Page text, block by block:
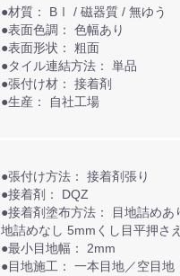
●材質： BⅠ / 磁器質 / 無ゆう
●表面色調： 色幅あり
●表面形状： 粗面
●タイル連結方法： 単品
●張付け材： 接着剤
●生産： 自社工場
●張付け方法： 接着剤張り
●接着剤： DQZ
●接着剤塗布方法： 目地詰めあり 5mmくし目／目
地詰めなし 5mmくし目平押さえ
●最小目地幅： 2mm
●目地施工： 一本目地／空目地（接着剤張り時の